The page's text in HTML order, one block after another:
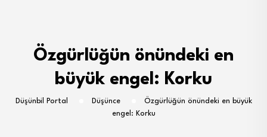
Özgürlüğün önündeki en
büyük engel: Korku
Düşünbil Portal Düşünce
Özgürlüğün önündeki en büyük
engel: Korku